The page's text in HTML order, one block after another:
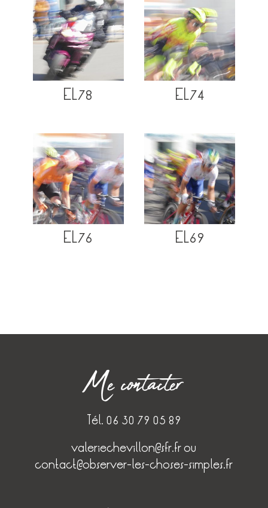
EL78 EL74
EL76 EL69
Me contacter
Tél. 06 30 79 05 89
valeriechevillon@sfr.frou
contact@observer-les-choses-simples.fr